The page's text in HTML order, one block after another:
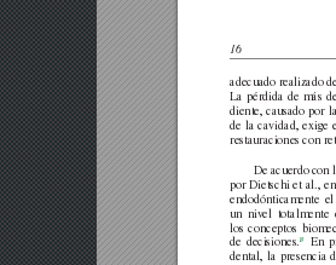
16
adecuado realizado
La pérdida de más
diente, causado por
de la cavidad, exige
restauraciones con
De acuerdo con
por Dietschi et al., en
endodónticamente el
un nivel totalmente
los conceptos
de decisiones.8 En
dental, la presencia